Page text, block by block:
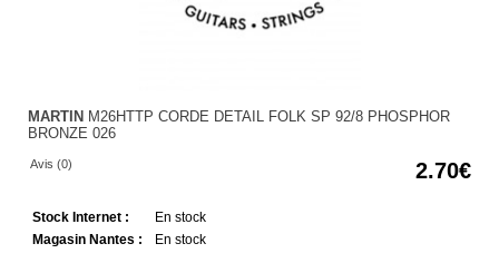
MARTIN M26HTTP CORDE DETAIL FOLK SP 92/8 PHOSPHOR
BRONZE 026
Avis (0) 2.70
Stock Internet :
En stock
Magasin Nantes :
En stock